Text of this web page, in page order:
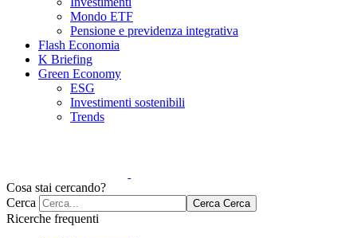
Mondo ETF
Pensione e previdenza integrativa
Flash Economia
K Briefing
Green Economy
ESG
Investimenti sostenibili
Trends
Cosa stai cercando?
Cerca
Cerca Cerca
Ricerche frequenti